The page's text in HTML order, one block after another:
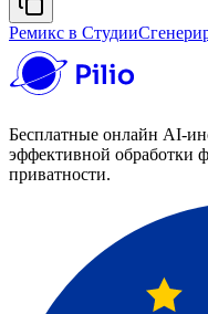
Ремикс в Студии
Бесплатные онлайн AI-
эффективной обработки
приватности.